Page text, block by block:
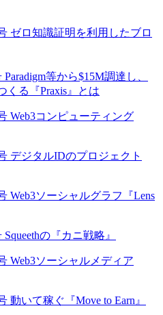
ゼロ知識証明を利用したブロ
等から$15M調達し、
くる『Praxis』とは
Web3コンピューティング
デジタルIDのプロジェクト
Web3ソーシャルグラフ『Lens
の『カニ戦略』
Web3ソーシャルメディア
動いて稼ぐ『Move to Earn』